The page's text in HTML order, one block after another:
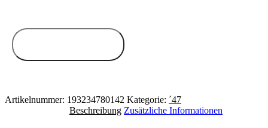
Artikelnummer: 193234780142 Kategorie: ´47
Beschreibung Zusätzliche Informationen